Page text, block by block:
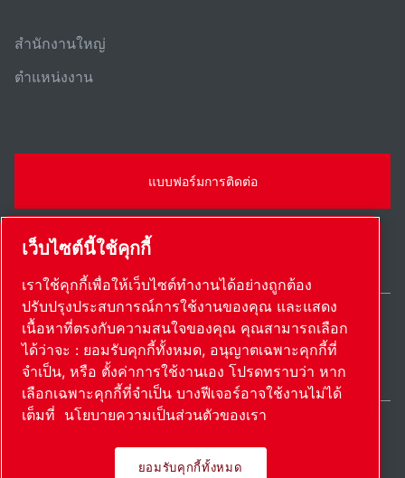
สํานักงานใหญ่
ตําแหน่งงาน
แบบฟอร์มการติดต่อ
แผนผังเว็บไซต์ตั้งค่าการใช้งานเอง © 2026 ลิขสิทธิ์
Thailand / TH
เว็บไซต์นี้ใช้คุกกี้
เราใช้คุกกี้เพื่อให้เว็บไซต์ทำงานได้อย่างถูกต้อง
ปรับปรุงประสบการณ์การใช้งานของคุณ และแสดง
เนื้อหาที่ตรงกับความสนใจของคุณ คุณสามารถเลือก
ได้ว่าจะ : ยอมรับคุกกี้ทั้งหมด, อนุญาตเฉพาะคุกกี้ที่
จำเป็น, หรือ ตั้งค่าการใช้งานเอง โปรดทราบว่า หาก
เลือกเฉพาะคุกกี้ที่จำเป็น บางฟีเจอร์อาจใช้งานไม่ได้
เต็มที่ นโยบายความเป็นส่วนตัวของเรา
ยอมรับคุกกี้ทั้งหมด